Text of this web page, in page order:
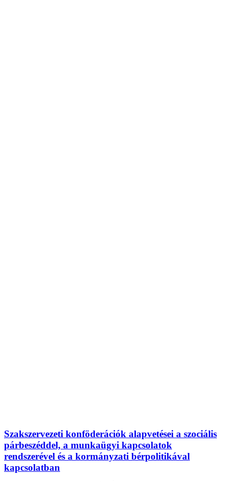
Szakszervezeti konföderációk alapvetései a szociális
párbeszéddel, a munkaügyi kapcsolatok
rendszerével és a kormányzati bérpolitikával
kapcsolatban